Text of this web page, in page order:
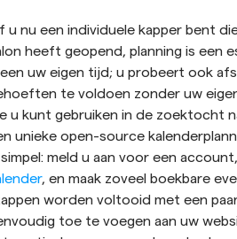
u nu een individuele kapper bent
heeft geopend, planning is een
uw eigen tijd; u probeert ook
te voldoen zonder uw
u kunt gebruiken in de zoektocht
unieke open-source
meld u aan voor een
, en maak zoveel boekbare
worden voltooid met een
toe te voegen aan uw